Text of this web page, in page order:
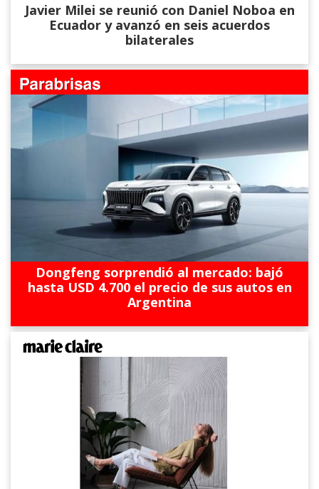
Javier Milei se reunió con Daniel Noboa en
Ecuador y avanzó en seis acuerdos
bilaterales
Dongfeng sorprendió al mercado: bajó
hasta USD 4.700 el precio de sus autos en
Argentina